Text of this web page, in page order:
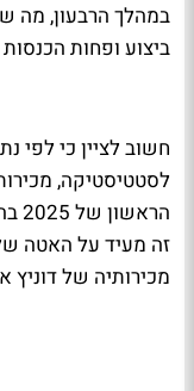
במהלך הרבעון, מה
ביצוע ופחות
חשוב לציין כי לפי
זה מעיד על האטה
מכירותיה של דוניץ